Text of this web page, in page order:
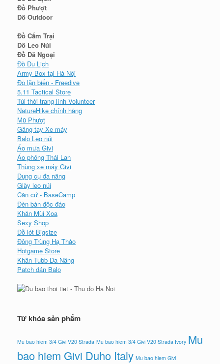
Đồ Phượt
Đồ Outdoor
Đồ Cắm Trại
Đồ Leo Núi
Đồ Dã Ngoại
Đồ Du Lịch
Army Box tại Hà Nội
Đồ lặn biển - Freedive
5.11 Tactical Store
Túi thời trang lính Volunteer
NatureHike chính hãng
Mũ Phượt
Găng tay Xe máy
Balo Leo núi
Áo mưa Givi
Áo phông Thái Lan
Thùng xe máy Givi
Dụng cụ đa năng
Giày leo núi
Căn cứ - BaseCamp
Đèn bàn độc đáo
Khăn Mùi Xoa
Sexy Shop
Đồ lót Bigsize
Đông Trùng Hạ Thảo
Hotgame Store
Khăn Tubb Đa Năng
Patch dán Balo
Từ khóa sản phẩm
Mu bao hiem 3/4 Givi V20 Strada Mu bao hiem 3/4 Givi V20 Strada Ivory Mu
bao hiem Givi Duho Italy Mu bao hiem Givi